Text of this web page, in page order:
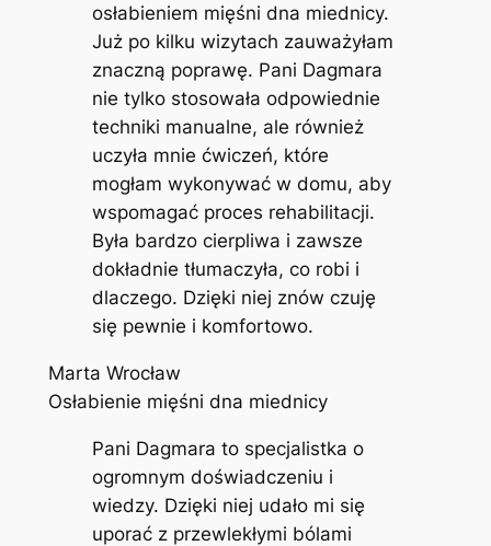
osłabieniem mięśni dna miednicy.
Już po kilku wizytach zauważyłam
znaczną poprawę. Pani Dagmara
nie tylko stosowała odpowiednie
techniki manualne, ale również
uczyła mnie ćwiczeń, które
mogłam wykonywać w domu, aby
wspomagać proces rehabilitacji.
Była bardzo cierpliwa i zawsze
dokładnie tłumaczyła, co robi i
dlaczego. Dzięki niej znów czuję
się pewnie i komfortowo.
Marta Wrocław
Osłabienie mięśni dna miednicy
Pani Dagmara to specjalistka o
ogromnym doświadczeniu i
wiedzy. Dzięki niej udało mi się
uporać z przewlekłymi bólami